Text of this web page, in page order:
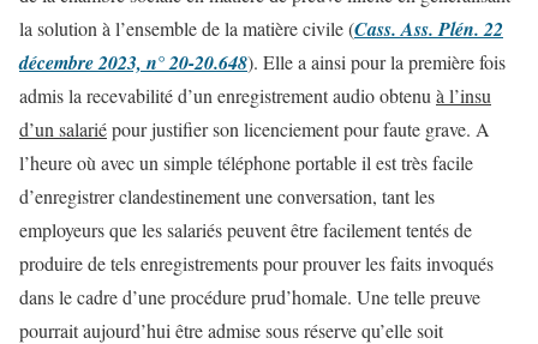
la solution à l’ensemble de la matière civile (Cass. Ass. Plén. 22
décembre 2023, n° 20-20.648). Elle a ainsi pour la première fois
admis la recevabilité d’un enregistrement audio obtenu à l’insu
d’un salariépour justifier son licenciement pour faute grave. A
l’heure où avec un simple téléphone portable il est très facile
d’enregistrer clandestinement une conversation, tant les
employeurs que les salariés peuvent être facilement tentés de
produire de tels enregistrements pour prouver les faits invoqués
dans le cadre d’une procédure prud’homale. Une telle preuve
pourrait aujourd’hui être admise sous réserve qu’elle soit